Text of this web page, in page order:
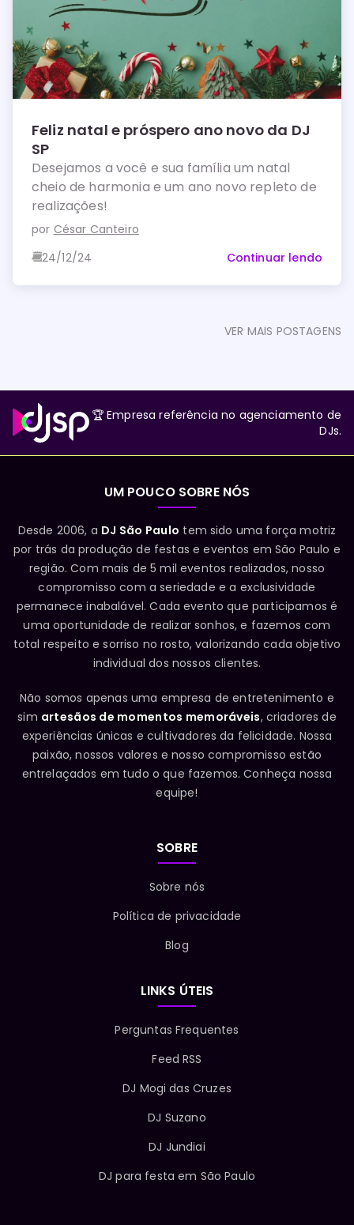
Feliz natal e próspero ano novo da DJ
SP
Desejamos a você e sua família um natal
cheio de harmonia e um ano novo repleto de
realizações!
por César Canteiro
24/12/24
Continuar lendo
VER MAIS POSTAGENS
🏆 Empresa referência no agenciamento de
DJs.
UM POUCO SOBRE NÓS
Desde 2006, a DJ São Paulo tem sido uma força motriz
por trás da produção de festas e eventos em São Paulo e
região. Com mais de 5 mil eventos realizados, nosso
compromisso com a seriedade e a exclusividade
permanece inabalável. Cada evento que participamos é
uma oportunidade de realizar sonhos, e fazemos com
total respeito e sorriso no rosto, valorizando cada objetivo
individual dos nossos clientes.
Não somos apenas uma empresa de entretenimento e
sim artesãos de momentos memoráveis, criadores de
experiências únicas e cultivadores da felicidade. Nossa
paixão, nossos valores e nosso compromisso estão
entrelaçados em tudo o que fazemos. Conheça nossa
equipe!
SOBRE
Sobre nós
Política de privacidade
Blog
LINKS ÚTEIS
Perguntas Frequentes
Feed RSS
DJ Mogi das Cruzes
DJ Suzano
DJ Jundiai
DJ para festa em São Paulo